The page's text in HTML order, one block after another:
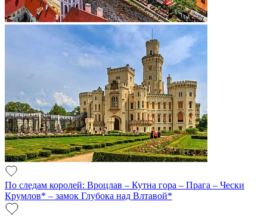
По следам королей: Вроцлав – Кутна гора – Прага – Чески
Крумлов* – замок Глубока над Влтавой*